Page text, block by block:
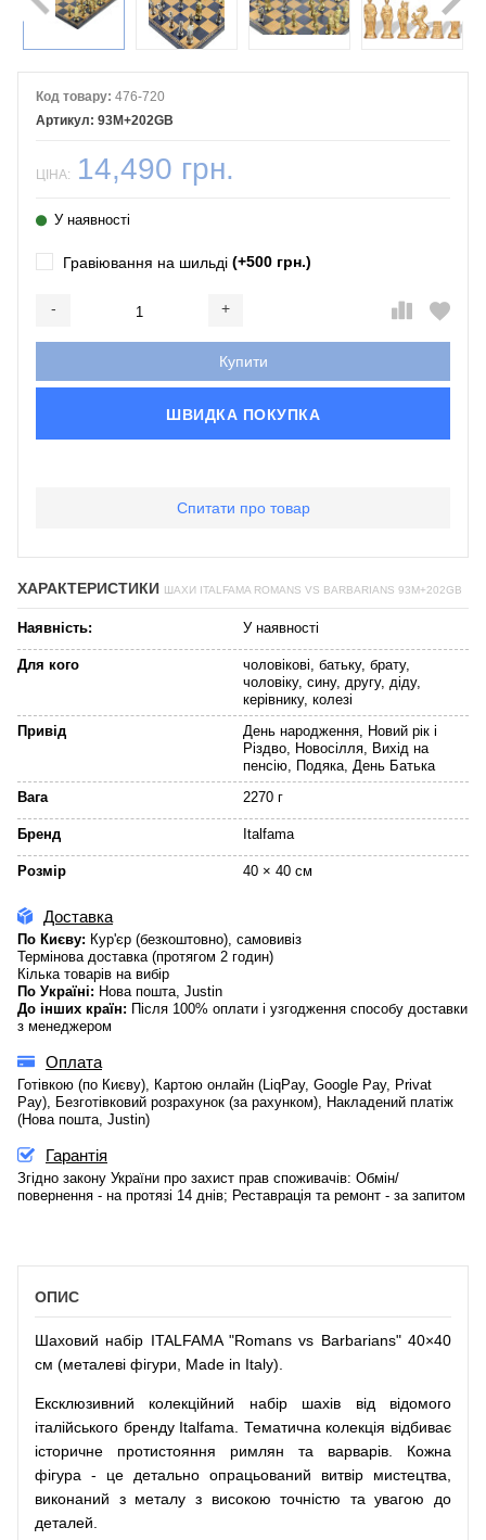
Код товару: 476-720
93M+202GB
ЦІНА: 14,490 грн.
У наявності
Гравіювання на шильді (+500 грн.)
- +
Купити
ШВИДКА ПОКУПКА
Спитати про товар
ХАРАКТЕРИСТИКИ ШАХИ ITALFAMA ROMANS VS BARBARIANS 93M+202GB
Наявність: У наявності
Для кого
чоловікові, батьку, брату,
чоловіку, сину, другу, діду,
керівнику, колезі
Привід
День народження, Новий рік і
Різдво, Новосілля, Вихід на
пенсію, Подяка, День Батька
Вага
2270 г
Бренд Italfama
Розмір 40 × 40 см
Доставка
По Києву: Кур'єр (безкоштовно), самовивіз
Термінова доставка (протягом 2 годин)
Кілька товарів на вибір
По Україні: Нова пошта, Justin
До інших країн: Після 100% оплати і узгодження способу доставки
з менеджером
Оплата
Готівкою (по Києву), Картою онлайн (LiqPay, Google Pay, Privat
Pay), Безготівковий розрахунок (за рахунком), Накладений платіж
(Нова пошта, Justin)
Гарантія
Згідно закону України про захист прав споживачів: Обмін/
повернення - на протязі 14 днів; Реставрація та ремонт - за запитом
ОПИС
Шаховий набір ITALFAMA "Romans vs Barbarians" 40×40
см (металеві фігури, Made in Italy).
Ексклюзивний колекційний набір шахів від відомого
італійського бренду Italfama. Тематична колекція відбиває
історичне протистояння римлян та варварів. Кожна
фігура - це детально опрацьований витвір мистецтва,
виконаний з металу з високою точністю та увагою до
деталей.